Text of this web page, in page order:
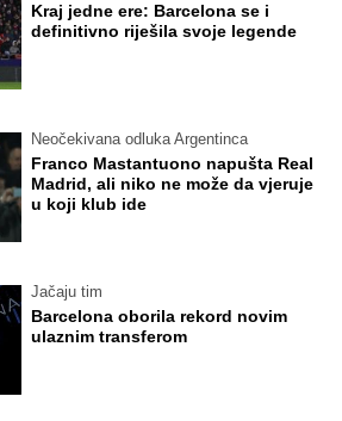
Kraj jedne ere: Barcelona se i
definitivno riješila svoje legende
Neočekivana odluka Argentinca
Franco Mastantuono napušta Real
Madrid, ali niko ne može da vjeruje
u koji klub ide
Jačaju tim
Barcelona oborila rekord novim
ulaznim transferom